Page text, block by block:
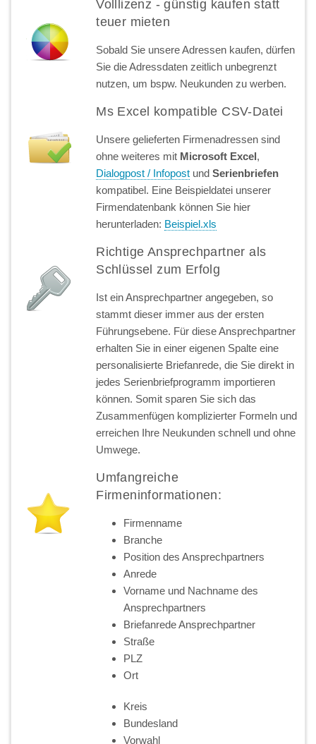
Volllizenz - günstig kaufen statt
teuer mieten
Sobald Sie unsere Adressen kaufen, dürfen
Sie die Adressdaten zeitlich unbegrenzt
nutzen, um bspw. Neukunden zu werben.
Ms Excel kompatible CSV-Datei
Unsere gelieferten Firmenadressen sind
ohne weiteres mit Microsoft Excel,
Dialogpost / Infopost undSerienbriefen
kompatibel. Eine Beispieldatei unserer
Firmendatenbank können Sie hier
herunterladen: Beispiel.xls
Richtige Ansprechpartner als
Schlüssel zum Erfolg
Ist ein Ansprechpartner angegeben, so
stammt dieser immer aus der ersten
Führungsebene. Für diese Ansprechpartner
erhalten Sie in einer eigenen Spalte eine
personalisierte Briefanrede, die Sie direkt in
jedes Serienbriefprogramm importieren
können. Somit sparen Sie sich das
Zusammenfügen komplizierter Formeln und
erreichen Ihre Neukunden schnell und ohne
Umwege.
Umfangreiche
Firmeninformationen:
Firmenname
Branche
Position des Ansprechpartners
Anrede
Vorname und Nachname des
Ansprechpartners
Briefanrede Ansprechpartner
Straße
PLZ
Ort
Kreis
Bundesland
Vorwahl